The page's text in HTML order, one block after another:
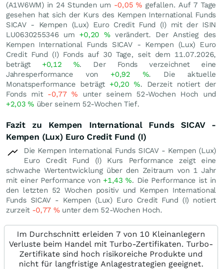
(A1W6WM) in 24 Stunden um -0,05% gefallen. Auf 7 Tage
gesehen hat sich der Kurs des Kempen International Funds
SICAV - Kempen (Lux) Euro Credit Fund (I) mit der ISIN
LU0630255346 um +0,20 %verändert. Der Anstieg des
Kempen International Funds SICAV - Kempen (Lux) Euro
Credit Fund (I) Fonds auf 30 Tage, seit dem 11.07.2026,
beträgt +0,12 %. Der Fonds verzeichnet eine
Jahresperformance von +0,92 %. Die aktuelle
Monatsperformance beträgt +0,20 %. Derzeit notiert der
Fonds mit -0,77% unter seinem 52-Wochen Hoch und
+2,03%über seinem 52-Wochen Tief.
Fazit zu Kempen International Funds SICAV -
Kempen (Lux) Euro Credit Fund (I)
Die Kempen International Funds SICAV - Kempen (Lux)
Euro Credit Fund (I) Kurs Performance zeigt eine
schwache Wertentwicklung über den Zeitraum von 1 Jahr
mit einer Performance von +1,43%. Die Performance ist in
den letzten 52 Wochen positiv und Kempen International
Funds SICAV - Kempen (Lux) Euro Credit Fund (I) notiert
zurzeit -0,77 %unter dem 52-Wochen Hoch.
Im Durchschnitt erleiden 7 von 10 Kleinanlegern
Verluste beim Handel mit Turbo-Zertifikaten. Turbo-
Zertifikate sind hoch risikoreiche Produkte und
nicht für langfristige Anlagestrategien geeignet.